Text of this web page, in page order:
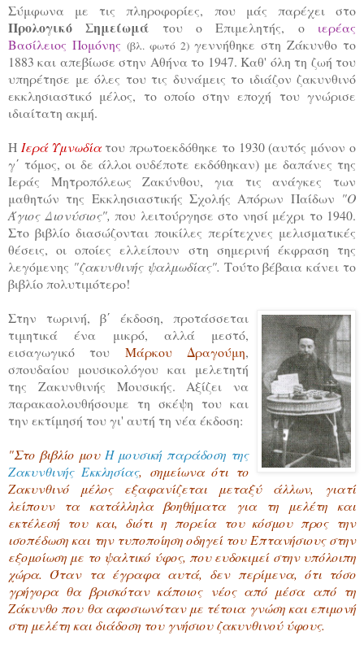
Σύμφωνα με τις πληροφορίες, που μάς παρέχει στο
Προλογικό Σημείωμά του ο Επιμελητής, ο ιερέας
Βασίλειος Πομόνης (βλ. φωτό 2)γεννήθηκε στη Ζάκυνθο το
1883 και απεβίωσε στην Αθήνα το 1947. Καθ' όλη τη ζωή του
υπηρέτησε με όλες του τις δυνάμεις το ιδιάζον ζακυνθινό
εκκλησιαστικό μέλος, το οποίο στην εποχή του γνώρισε
ιδιαίτατη ακμή.
Η Ιερά Υμνωδίατου πρωτοεκδόθηκε το 1930 (αυτός μόνον ο
γ΄ τόμος, οι δε άλλοι ουδέποτε εκδόθηκαν) με δαπάνες της
Ιεράς Μητροπόλεως Ζακύνθου, για τις ανάγκες των
μαθητών της Εκκλησιαστικής Σχολής Απόρων Παίδων "Ο
Άγιος Διονύσιος", που λειτούργησε στο νησί μέχρι το 1940.
Στο βιβλίο διασώζονται ποικίλες περίτεχνες μελισματικές
θέσεις, οι οποίες ελλείπουν στη σημερινή έκφραση της
λεγόμενης "ζακυνθινής ψαλμωδίας". Τούτο βέβαια κάνει το
βιβλίο πολυτιμότερο!
Στην τωρινή, β΄ έκδοση, προτάσσεται
τιμητικά ένα μικρό, αλλά μεστό,
εισαγωγικό του Μάρκου Δραγούμη,
σπουδαίου μουσικολόγου και μελετητή
της Ζακυνθινής Μουσικής. Αξίζει να
παρακαολουθήσουμε τη σκέψη του και
την εκτίμησή του γι' αυτή τη νέα έκδοση:
"Στο βιβλίο μου Η μουσική παράδοση της
Ζακυνθινής Εκκλησίας, σημείωνα ότι το
Ζακυνθινό μέλος εξαφανίζεται μεταξύ άλλων, γιατί
λείπουν τα κατάλληλα βοηθήματα για τη μελέτη και
εκτέλεσή του και, διότι η πορεία του κόσμου προς την
ισοπέδωση και την τυποποίηση οδηγεί του Επτανήσιους στην
εξομοίωση με το ψαλτικό ύφος, που ευδοκιμεί στην υπόλοιπη
χώρα. Όταν τα έγραφα αυτά, δεν περίμενα, ότι τόσο
γρήγορα θα βρισκόταν κάποιος νέος από μέσα από τη
Ζάκυνθο που θα αφοσιωνόταν με τέτοια γνώση και επιμονή
στη μελέτη και διάδοση του γνήσιου ζακυνθινού ύφους.